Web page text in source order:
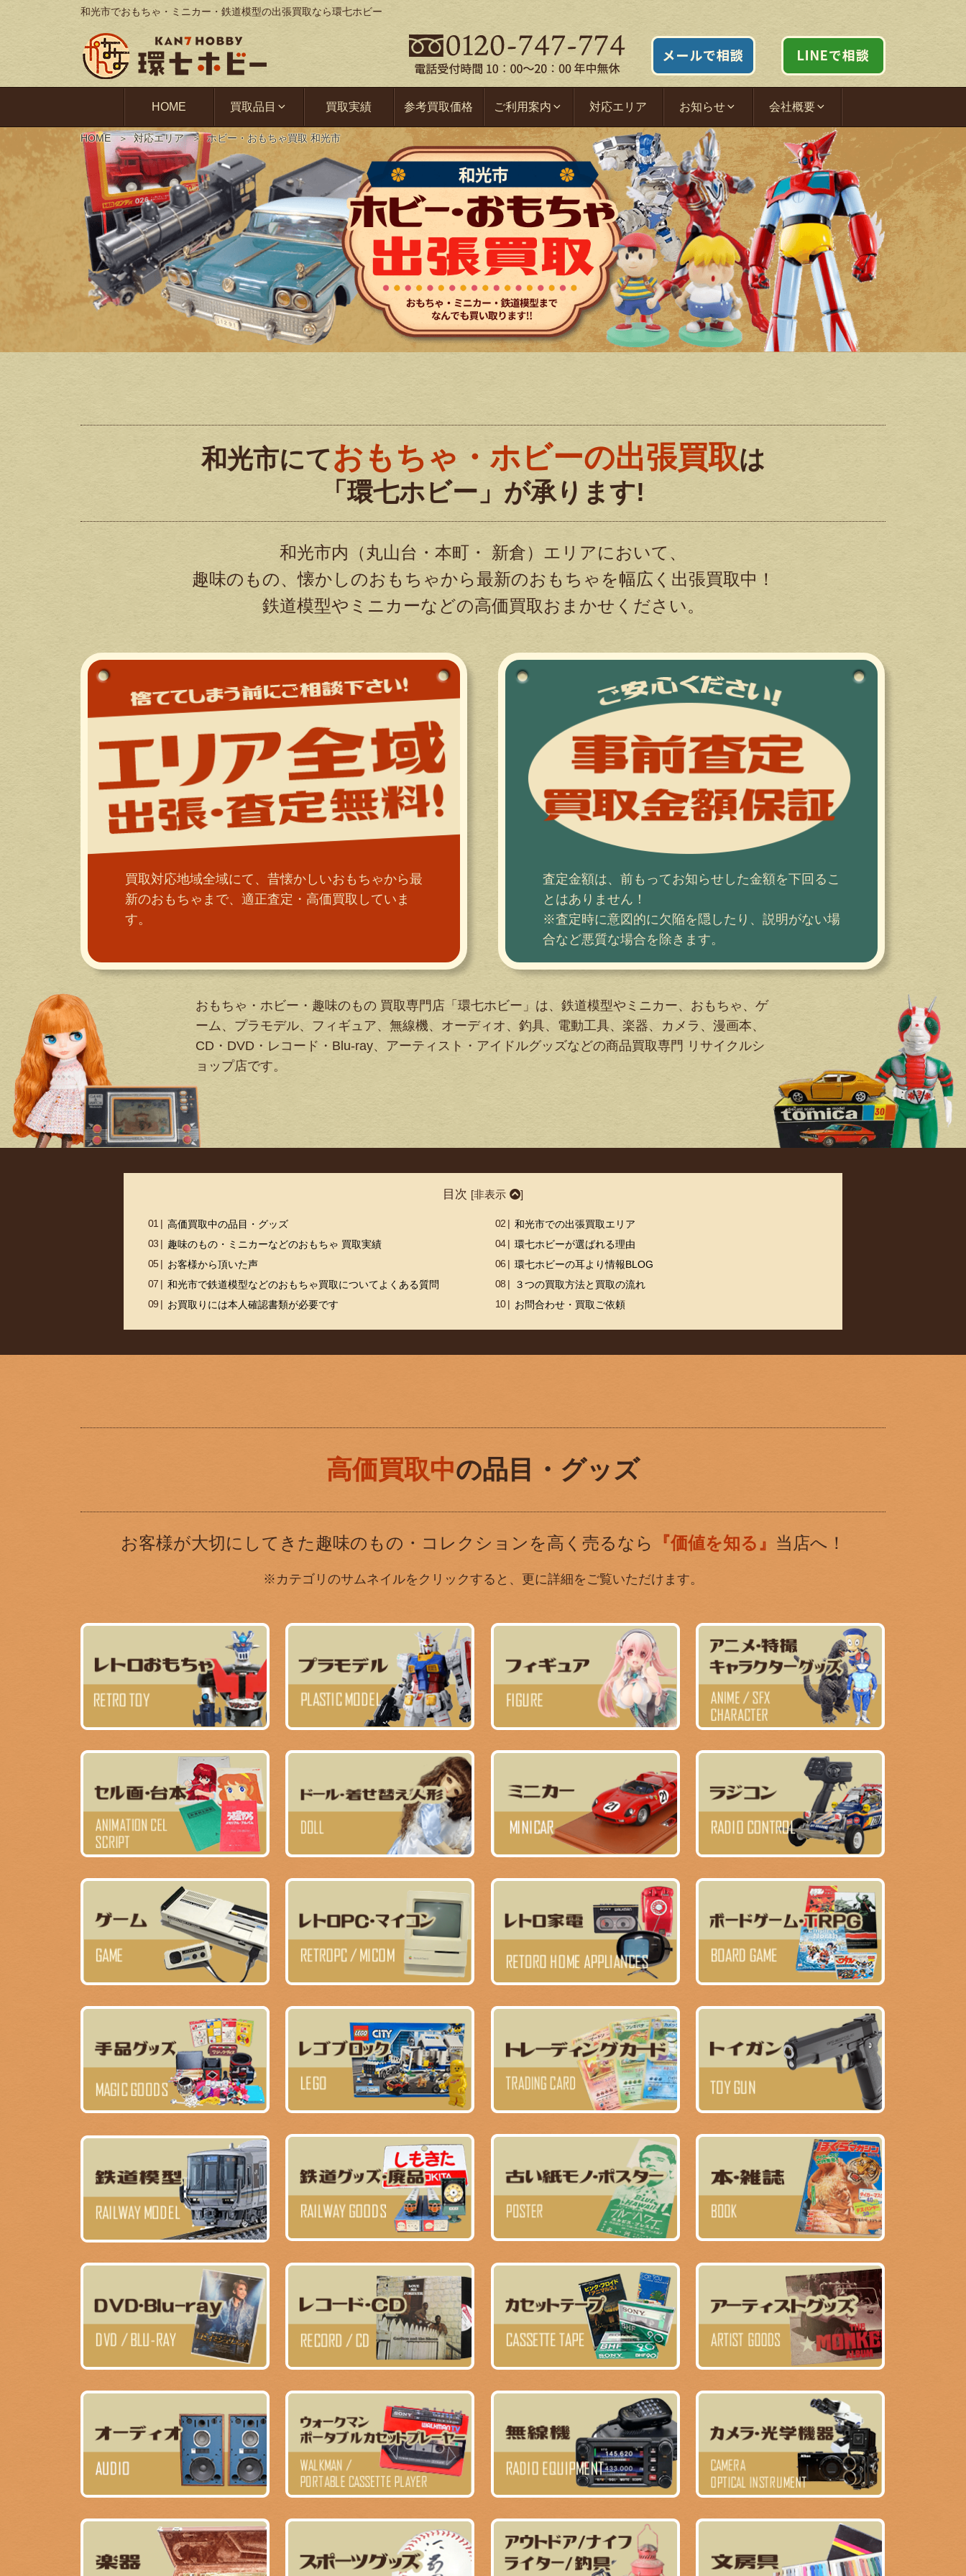
和光市でおもちゃ・ミニカー・鉄道模型の出張買取なら環七ホビー
HOME 買取品目 買取実績 参考買取価格 ご利用案内 対応エリア お知らせ 会社概要
HOME 対応エリア ホビー・おもちゃ買取 和光市
和光市にておもちゃ・ホビーの出張買取は
「環七ホビー」が承ります!
和光市内（丸山台・本町・ 新倉）エリアにおいて、
趣味のもの、懐かしのおもちゃから最新のおもちゃを幅広く出張買取中！
鉄道模型やミニカーなどの高価買取おまかせください。
買取対応地域全域にて、昔懐かしいおもちゃから最
新のおもちゃまで、適正査定・高価買取していま
す。
査定金額は、前もってお知らせした金額を下回るこ
とはありません！
※査定時に意図的に欠陥を隠したり、説明がない場
合など悪質な場合を除きます。
おもちゃ・ホビー・趣味のもの 買取専門店「環七ホビー」は、鉄道模型やミニカー、おもちゃ、ゲ
ーム、プラモデル、フィギュア、無線機、オーディオ、釣具、電動工具、楽器、カメラ、漫画本、
CD・DVD・レコード・Blu-ray、アーティスト・アイドルグッズなどの商品買取専門 リサイクルシ
ョップ店です。
目次 [非表示 ]
高価買取中の品目・グッズ
和光市での出張買取エリア
趣味のもの・ミニカーなどのおもちゃ 買取実績
環七ホビーが選ばれる理由
お客様から頂いた声
環七ホビーの耳より情報BLOG
和光市で鉄道模型などのおもちゃ買取についてよくある質問
３つの買取方法と買取の流れ
お買取りには本人確認書類が必要です
お問合わせ・買取ご依頼
高価買取中の品目・グッズ
お客様が大切にしてきた趣味のもの・コレクションを高く売るなら 『価値を知る』 当店へ！
※カテゴリのサムネイルをクリックすると、更に詳細をご覧いただけます。